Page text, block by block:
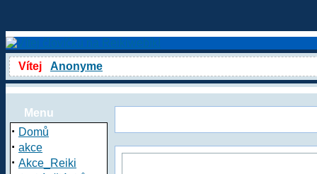
Vítej Anonyme
Menu
· Domů
· akce
· Akce_Reiki